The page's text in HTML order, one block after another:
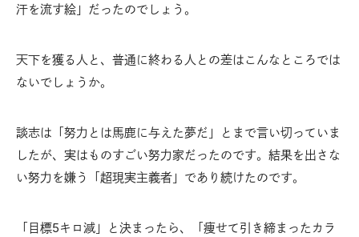
汗を流す絵」だったのでしょう。
天下を獲る人と、普通に終わる人との差はこんなところでは
ないでしょうか。
談志は「努力とは馬鹿に与えた夢だ」とまで言い切っていま
したが、実はものすごい努力家だったのです。結果を出さな
い努力を嫌う「超現実主義者」であり続けたのです。
「目標5キロ減」と決まったら、「痩せて引き締まったカラ